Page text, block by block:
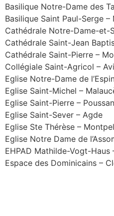
Basilique Notre-Dame des
Basilique Saint Paul-Serge –
Cathédrale Notre-Dame-et-
Cathédrale Saint-Jean
Cathédrale Saint-Pierre –
Collégiale Saint-Agricol –
Eglise Notre-Dame de
Eglise Saint-Michel –
Eglise Saint-Pierre – Poussan
Eglise Saint-Sever – Agde
Eglise Ste Thérèse –
Eglise Notre Dame de
EHPAD Mathilde-Vogt-Haus
Espace des Dominicains –